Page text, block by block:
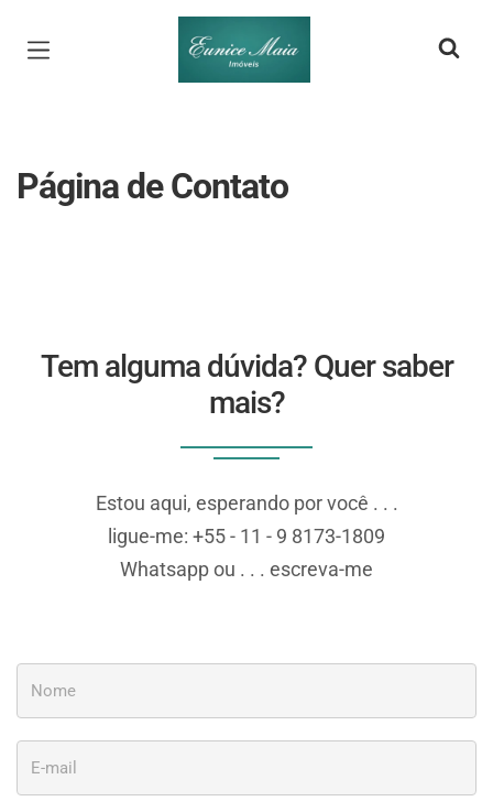
Página inicial
Página de Contato
Tem alguma dúvida? Quer saber
mais?
Estou aqui, esperando por você . . .
ligue-me: +55 - 11 - 9 8173-1809
Whatsapp ou . . . escreva-me